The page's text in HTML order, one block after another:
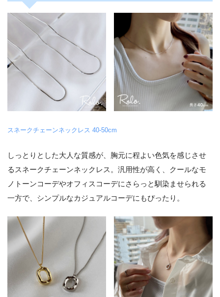
スネークチェーンネックレス 40-50cm
しっとりとした大人な質感が、胸元に程よい色気を感じさせ
るスネークチェーンネックレス。汎用性が高く、クールなモ
ノトーンコーデやオフィスコーデにさらっと馴染ませられる
一方で、シンプルなカジュアルコーデにもぴったり。